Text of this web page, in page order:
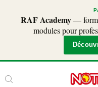
RAF Academy—
modules pour